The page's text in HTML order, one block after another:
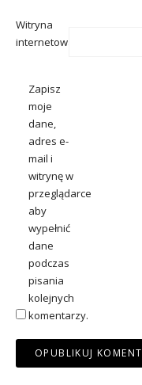
Witryna
internetowa
Zapisz
moje
dane,
adres e-
mail i
witrynę w
przeglądarce
aby
wypełnić
dane
podczas
pisania
kolejnych
komentarzy.